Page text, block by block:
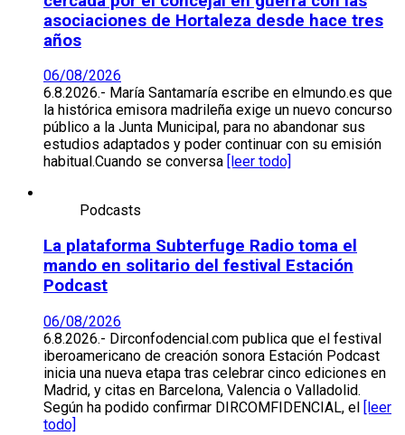
asociaciones de Hortaleza desde hace tres
años
06/08/2026
6.8.2026.- María Santamaría escribe en elmundo.es que
la histórica emisora madrileña exige un nuevo concurso
público a la Junta Municipal, para no abandonar sus
estudios adaptados y poder continuar con su emisión
habitual.Cuando se conversa
[leer todo]
Podcasts
La plataforma Subterfuge Radio toma el
mando en solitario del festival Estación
Podcast
06/08/2026
6.8.2026.- Dirconfodencial.com publica que el festival
iberoamericano de creación sonora Estación Podcast
inicia una nueva etapa tras celebrar cinco ediciones en
Madrid, y citas en Barcelona, Valencia o Valladolid.
Según ha podido confirmar DIRCOMFIDENCIAL, el [leer
todo]